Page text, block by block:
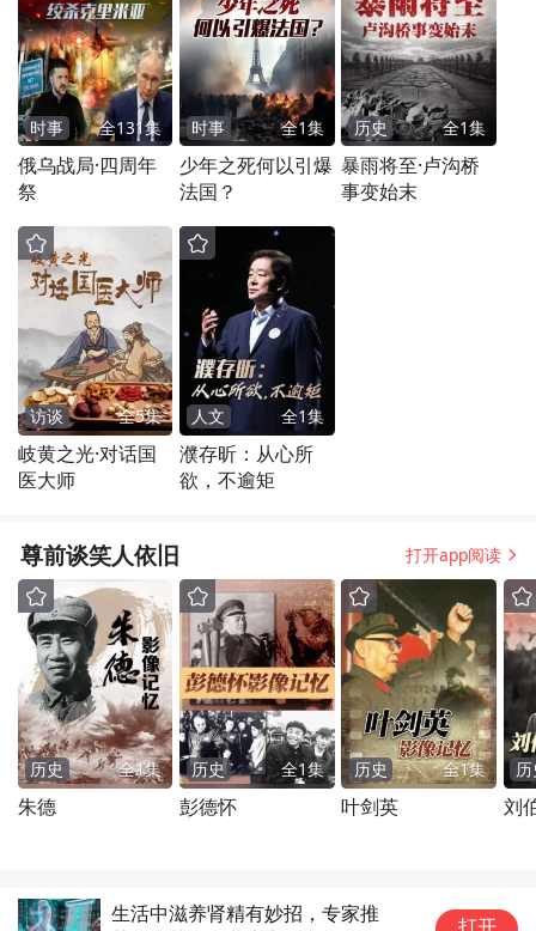
时事 全131集
俄乌战局·四周年
祭
时事 全1集
少年之死何以引爆
法国？
历史 全1集
暴雨将至·卢沟桥
事变始末
访谈 全5集
岐黄之光·对话国
医大师
人文 全1集
濮存昕：从心所
欲，不逾矩
尊前谈笑人依旧 打开app阅读
历史 全1集
朱德
历史 全1集
彭德怀
历史 全1集
叶剑英 刘
生活中滋养肾精有妙招，专家推